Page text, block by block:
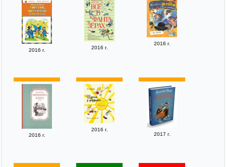
2016 г. 2016 г.
2016 г.
2016 г.
2016 г.
2017 г.